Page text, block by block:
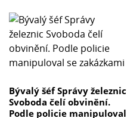
Bývalý šéf Správy železnic
Svoboda čelí obvinění.
Podle policie manipuloval